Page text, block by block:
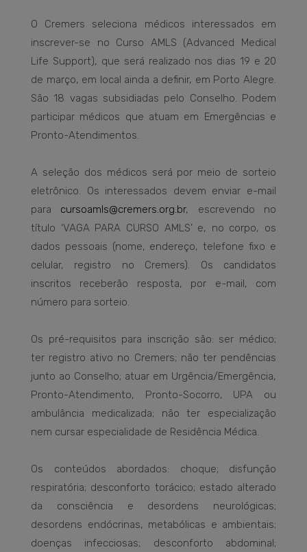
O Cremers seleciona médicos interessados em
inscrever-se no Curso AMLS (Advanced Medical
Life Support), que será realizado nos dias 19 e 20
de março, em local ainda a definir, em Porto Alegre.
São 18 vagas subsidiadas pelo Conselho. Podem
participar médicos que atuam em Emergências e
Pronto-Atendimentos.
A seleção dos médicos será por meio de sorteio
eletrônico. Os interessados devem enviar e-mail
para cursoamls@cremers.org.br, escrevendo no
título ‘VAGA PARA CURSO AMLS’ e, no corpo, os
dados pessoais (nome, endereço, telefone fixo e
celular, registro no Cremers). Os candidatos
inscritos receberão resposta, por e-mail, com
número para sorteio.
Os pré-requisitos para inscrição são: ser médico;
ter registro ativo no Cremers; não ter pendências
junto ao Conselho; atuar em Urgência/Emergência,
Pronto-Atendimento, Pronto-Socorro, UPA ou
ambulância medicalizada; não ter especialização
nem cursar especialidade de Residência Médica.
Os conteúdos abordados: choque; disfunção
respiratória; desconforto torácico; estado alterado
da consciência e desordens neurológicas;
desordens endócrinas, metabólicas e ambientais;
doenças infecciosas; desconforto abdominal;